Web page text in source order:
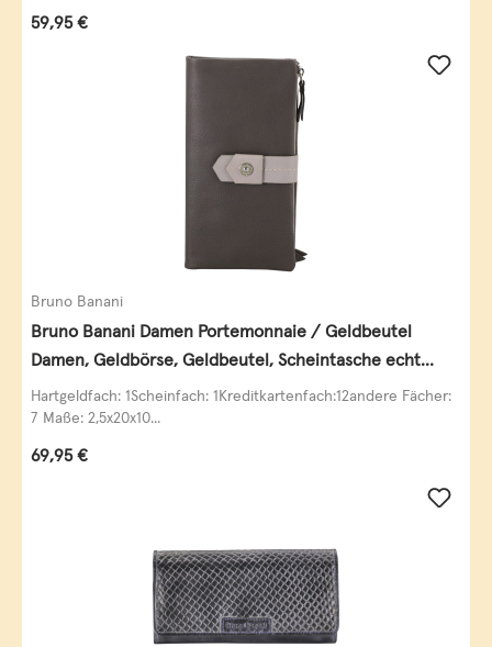
Regulärer Preis:
59,95 €
Bruno Banani
Bruno Banani Damen Portemonnaie / Geldbeutel
Damen, Geldbörse, Geldbeutel, Scheintasche echt
Leder
Hartgeldfach: 1Scheinfach: 1Kreditkartenfach:12andere Fächer:
7 Maße: 2,5x20x10...
Regulärer Preis:
69,95 €